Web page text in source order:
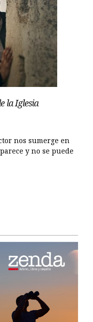
la Iglesia
nos sumerge en
y no se puede